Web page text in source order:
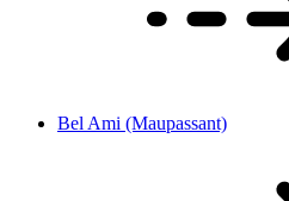
Bel Ami (Maupassant)